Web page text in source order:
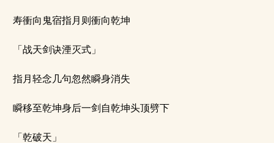
寿衝向鬼宿指月则衝向乾坤
「战天剑诀湮灭式」
指月轻念几句忽然瞬身消失
瞬移至乾坤身后一剑自乾坤头顶劈下
「乾破天」